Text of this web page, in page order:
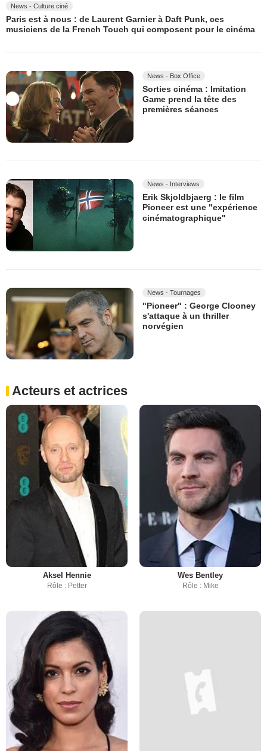
News - Culture ciné
Paris est à nous : de Laurent Garnier à Daft Punk, ces
musiciens de la French Touch qui composent pour le cinéma
News - Box Office
Sorties cinéma : Imitation
Game prend la tête des
premières séances
News - Interviews
Erik Skjoldbjaerg : le film
Pioneer est une "expérience
cinématographique"
News - Tournages
"Pioneer" : George Clooney
s'attaque à un thriller
norvégien
Acteurs et actrices
Aksel Hennie
Rôle : Petter
Wes Bentley
Rôle : Mike